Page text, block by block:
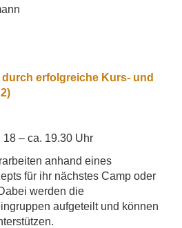
erfolgreiche Kurs- und
18 – ca. 19.30 Uhr
anhand eines
für ihr nächstes Camp oder
werden die
aufgeteilt und können